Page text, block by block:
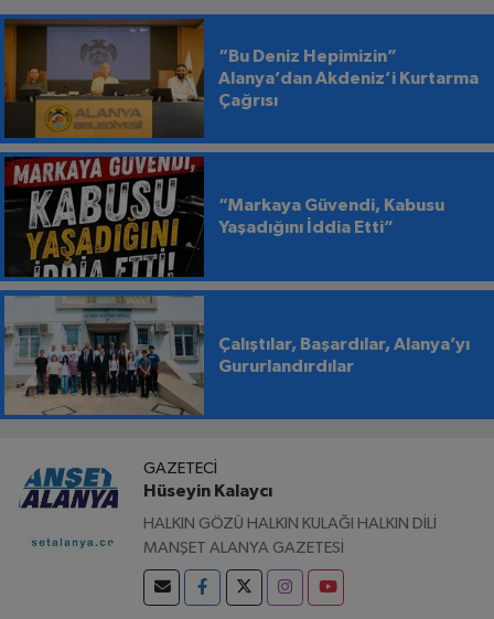
“Bu Deniz Hepimizin”
Alanya’dan Akdeniz’i Kurtarma
Çağrısı
“Markaya Güvendi, Kabusu
Yaşadığını İddia Etti”
Çalıştılar, Başardılar, Alanya’yı
Gururlandırdılar
GAZETECI
Hüseyin Kalaycı
HALKIN GÖZÜ HALKIN KULAĞI HALKIN DİLİ
MANŞET ALANYA GAZETESİ